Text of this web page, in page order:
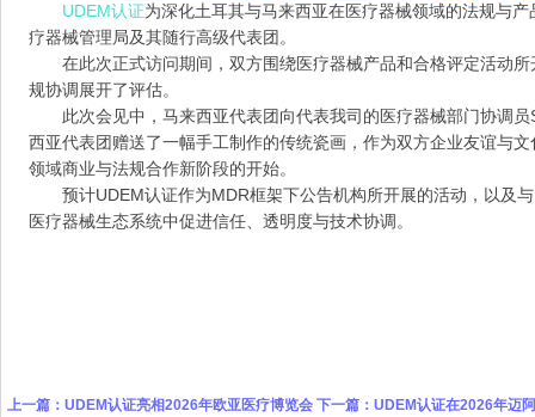
UDEM认证为深化土耳其与马来西亚在医疗器械领域的法规与
疗器械管理局及其随行高级代表团。
在此次正式访问期间，双方围绕医疗器械产品和合格评定活动
规协调展开了评估。
此次会见中，马来西亚代表团向代表我司的医疗器械部门协调
西亚代表团赠送了一幅手工制作的传统瓷画，作为双方企业友谊与
领域商业与法规合作新阶段的开始。
预计UDEM认证作为MDR框架下公告机构所开展的活动，以及
医疗器械生态系统中促进信任、透明度与技术协调。
上一篇： UDEM认证亮相2026年欧亚医疗博览会 下一篇： UDEM认证在2026年迈